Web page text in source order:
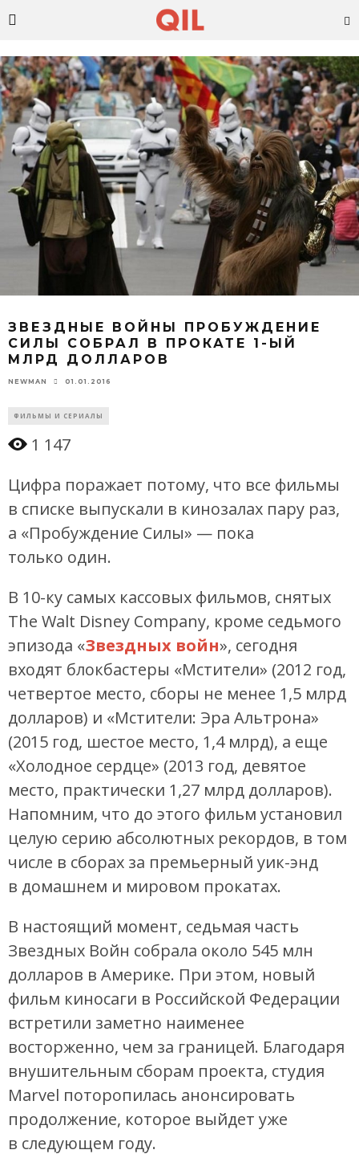
ЗВЕЗДНЫЕ ВОЙНЫ ПРОБУЖДЕНИЕ
СИЛЫ СОБРАЛ В ПРОКАТЕ 1-ЫЙ
МЛРД ДОЛЛАРОВ
NEWMAN 01.01.2016
ФИЛЬМЫ И СЕРИАЛЫ
1 147
Цифра поражает потому, что все фильмы
в списке выпускали в кинозалах пару раз,
а «Пробуждение Силы» — пока
только один.
В 10-ку самых кассовых фильмов, снятых
The Walt Disney Company, кроме седьмого
эпизода «Звездных войн», сегодня
входят блокбастеры «Мстители» (2012 год,
четвертое место, сборы не менее 1,5 млрд
долларов) и «Мстители: Эра Альтрона»
(2015 год, шестое место, 1,4 млрд), а еще
«Холодное сердце» (2013 год, девятое
место, практически 1,27 млрд долларов).
Напомним, что до этого фильм установил
целую серию абсолютных рекордов, в том
числе в сборах за премьерный уик-энд
в домашнем и мировом прокатах.
В настоящий момент, седьмая часть
Звездных Войн собрала около 545 млн
долларов в Америке. При этом, новый
фильм киносаги в Российской Федерации
встретили заметно наименее
восторженно, чем за границей. Благодаря
внушительным сборам проекта, студия
Marvel поторопилась анонсировать
продолжение, которое выйдет уже
в следующем году.